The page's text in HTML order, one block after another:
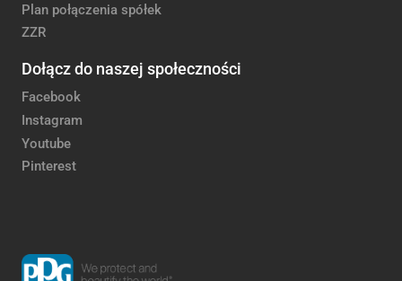
Plan połączenia spółek
ZZR
Dołącz do naszej społeczności
Facebook
Instagram
Youtube
Pinterest